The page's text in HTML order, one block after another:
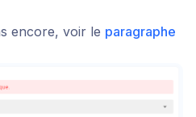
encore, voir le paragraphe